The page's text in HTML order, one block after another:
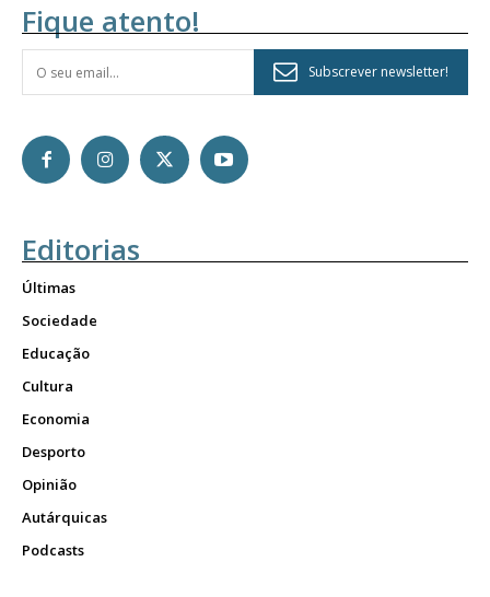
Fique atento!
Subscrever newsletter!
Editorias
Últimas
Sociedade
Educação
Cultura
Economia
Desporto
Opinião
Autárquicas
Podcasts